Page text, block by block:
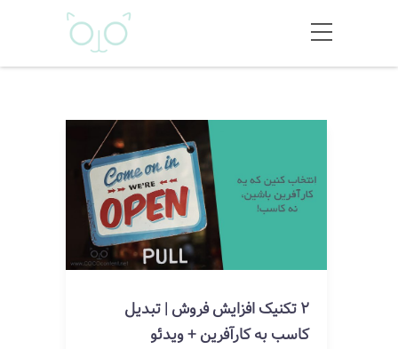
2 تکنیک افزایش فروش | تبدیل
کاسب به کارآفرین + ویدئو